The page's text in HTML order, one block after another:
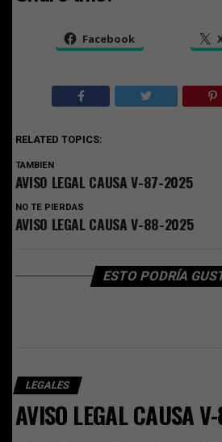
Facebook
RELATED TOPICS:
TAMBIEN
AVISO LEGAL CAUSA V-87-2025
NO TE PIERDAS
AVISO LEGAL CAUSA V-88-2025
ESTO PODRÍA
LEGALES
AVISO LEGAL CAUSA